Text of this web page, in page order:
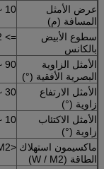
عرض الأمثل
المسافة (م)
10 ~ 100M
سطوع الأبيض
بالكانس
=> 6500cd / M2
الأمثل الزاوية
البصرية الأفقية (°)
90 ~ 130
الأمثل الارتفاع
زاوية (°)
30 ~ 45
الأمثل الاكتئاب
زاوية (°)
10 ~ 20
ماكسيمون استهلاك
الطاقة (W / M2)
<800W / M2